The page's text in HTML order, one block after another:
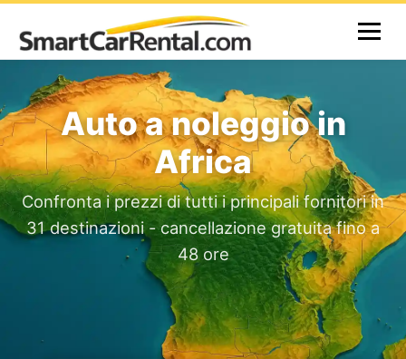
Auto a noleggio in
Africa
Confronta i prezzi di tutti i principali fornitori in
31 destinazioni - cancellazione gratuita fino a
48 ore